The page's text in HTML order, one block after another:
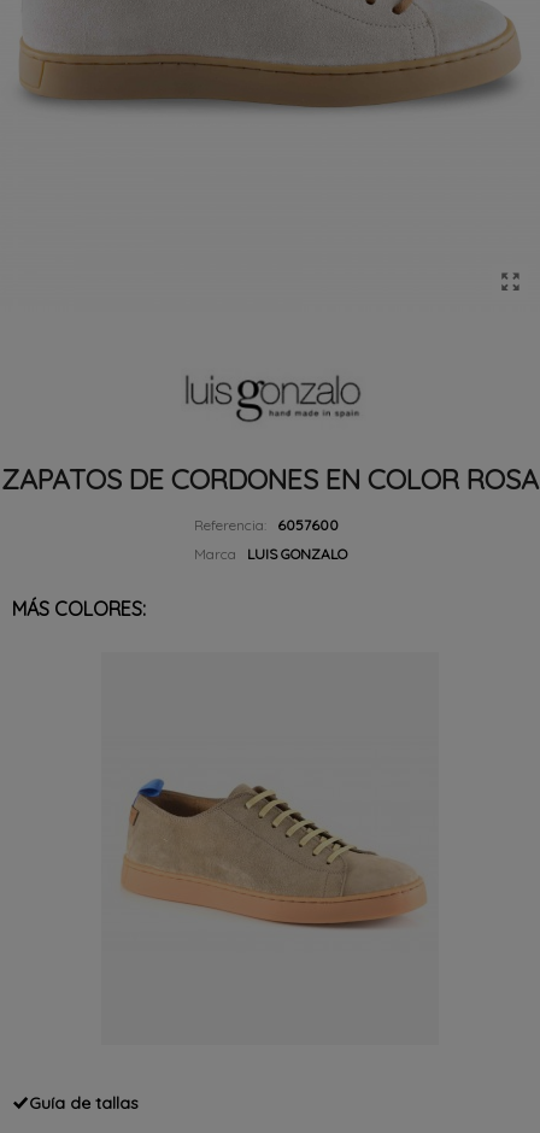
ZAPATOS DE CORDONES EN COLOR ROSA
Referencia:
6057600
Marca
LUIS GONZALO
MÁS COLORES:
Guía de tallas